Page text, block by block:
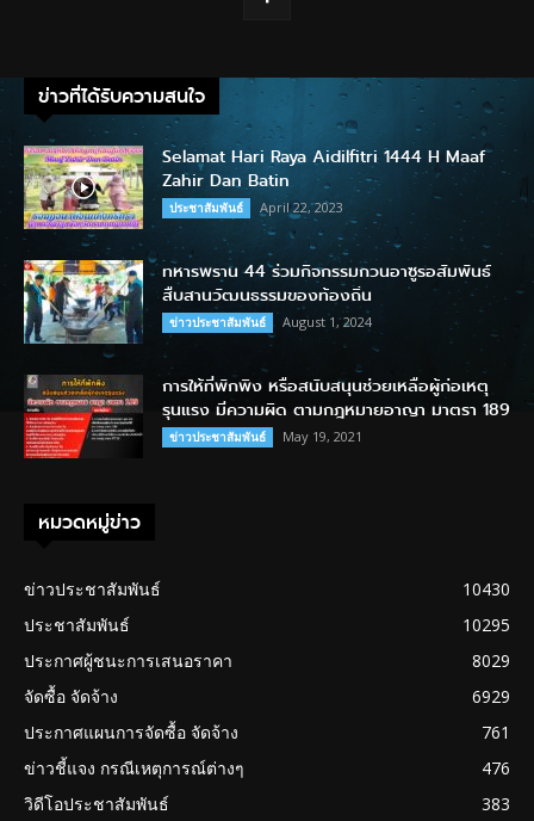
ข่าวที่ได้รับความสนใจ
Selamat Hari Raya Aidilfitri 1444 H Maaf
Zahir Dan Batin
ประชาสัมพันธ์ April 22, 2023
ทหารพราน 44 ร่วมกิจกรรมกวนอาซูรอสัมพันธ์
สืบสานวัฒนธรรมของท้องถิ่น
ข่าวประชาสัมพันธ์ August 1, 2024
การให้ที่พักพิง หรือสนับสนุนช่วยเหลือผู้ก่อเหตุ
รุนแรง มีความผิด ตามกฎหมายอาญา มาตรา 189
ข่าวประชาสัมพันธ์ May 19, 2021
หมวดหมู่ข่าว
ข่าวประชาสัมพันธ์
10430
ประชาสัมพันธ์
10295
ประกาศผู้ชนะการเสนอราคา
8029
จัดซื้อ จัดจ้าง
6929
ประกาศแผนการจัดซื้อ จัดจ้าง
761
ข่าวชี้แจง กรณีเหตุการณ์ต่างๆ
476
วิดีโอประชาสัมพันธ์
383